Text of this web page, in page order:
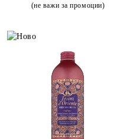
(не важи за промоции)